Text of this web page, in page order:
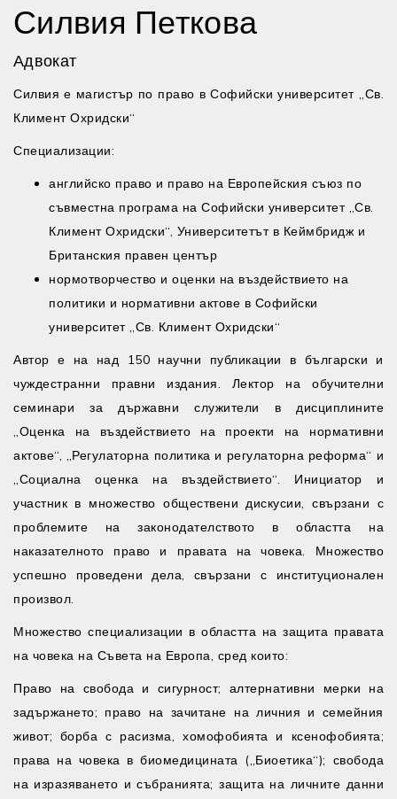
Силвия Петкова
Адвокат
Силвия е магистър по право в Софийски университет „Св.
Климент Охридски“
Специализации:
английско право и право на Европейския съюз по
съвместна програма на Софийски университет „Св.
Климент Охридски“, Университетът в Кеймбридж и
Британския правен център
нормотворчество и оценки на въздействието на
политики и нормативни актове в Софийски
университет „Св. Климент Охридски“
Автор е на над 150 научни публикации в български и
чуждестранни правни издания. Лектор на обучителни
семинари за държавни служители в дисциплините
„Оценка на въздействието на проекти на нормативни
актове“, „Регулаторна политика и регулаторна реформа“ и
„Социална оценка на въздействието“. Инициатор и
участник в множество обществени дискусии, свързани с
проблемите на законодателството в областта на
наказателното право и правата на човека. Множество
успешно проведени дела, свързани с институционален
произвол.
Множество специализации в областта на защита правата
на човека на Съвета на Европа, сред които:
Право на свобода и сигурност; алтернативни мерки на
задържането; право на зачитане на личния и семейния
живот; борба с расизма, хомофобията и ксенофобията;
права на човека в биомедицината („Биоетика“); свобода
на изразяването и събранията; защита на личните данни